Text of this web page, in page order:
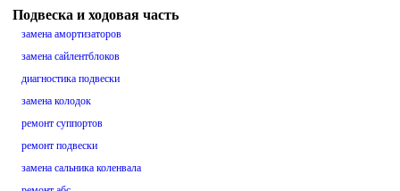
Подвеска и ходовая часть
замена амортизаторов
замена сайлентблоков
диагностика подвески
замена колодок
ремонт суппортов
ремонт подвески
замена сальника коленвала